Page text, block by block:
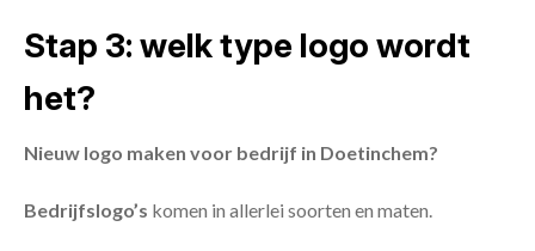
Stap 3: welk type logo wordt
het?
Nieuw logo maken voor bedrijf in Doetinchem?
Bedrijfslogo’s komen in allerlei soorten en maten.